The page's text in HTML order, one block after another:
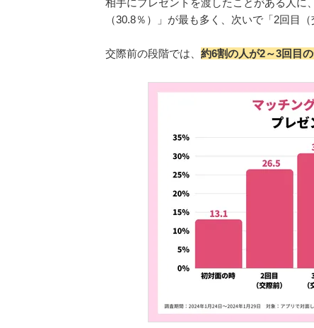
相手にプレゼントを渡したことがある人に
（30.8％）」が最も多く、次いで「2回目
交際前の段階では、約6割の人が2～3回目